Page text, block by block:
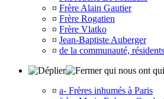
¤ Frère Alain Gautier
¤ Frère Rogatien
¤ Frère Vlatko
¤ Jean-Baptiste Auberger
¤ de la communauté,
qui nous ont
¤ a- Frères inhumés à Paris